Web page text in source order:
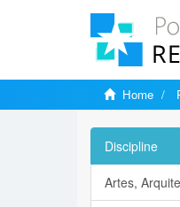
Home
Discipline
Artes,